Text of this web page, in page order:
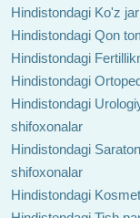
Hindistondagi Ko'z
Hindistondagi Qon
Hindistondagi
Hindistondagi
Hindistondagi
shifoxonalar
Hindistondagi
shifoxonalar
Hindistondagi